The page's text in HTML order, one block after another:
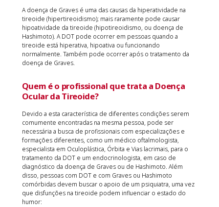
A doença de Graves é uma das causas da hiperatividade na
tireoide (hipertireoidismo); mais raramente pode causar
hipoatividade da tireoide (hipotireoidismo, ou doença de
Hashimoto). A DOT pode ocorrer em pessoas quando a
tireoide está hiperativa, hipoativa ou funcionando
normalmente. Também pode ocorrer após o tratamento da
doença de Graves.
Quem é o profissional que trata a Doença
Ocular da Tireoide?
Devido a esta característica de diferentes condições serem
comumente encontradas na mesma pessoa, pode ser
necessária a busca de profissionais com especializações e
formações diferentes, como um médico oftalmologista,
especialista em Oculoplástica, Órbita e Vias lacrimais, para o
tratamento da DOT e um endocrinologista, em caso de
diagnóstico da doença de Graves ou de Hashimoto. Além
disso, pessoas com DOT e com Graves ou Hashimoto
comórbidas devem buscar o apoio de um psiquiatra, uma vez
que disfunções na tireoide podem influenciar o estado do
humor: